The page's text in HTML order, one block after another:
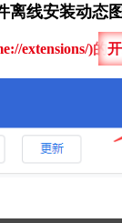
离线安装动态
extensions/)的